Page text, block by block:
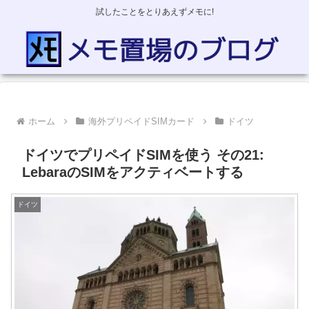
試したことをとりあえずメモに!
ホーム 海外プリペイドSIMカード ドイツ
ドイツでプリペイドSIMを使う その21:
LebaraのSIMをアクティベートする
ドイツ